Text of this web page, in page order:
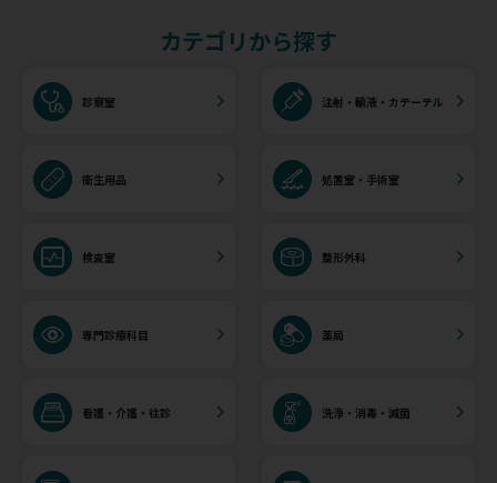
カテゴリから探す
診察室 注射・輸液・カテーテル
衛生用品 処置室・手術室
検査室 整形外科
専門診療科目 薬局
看護・介護・往診 洗浄・消毒・滅菌